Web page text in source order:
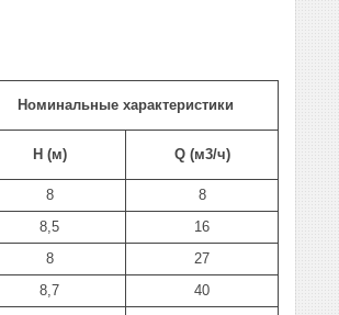
Номинальные характеристики
Н (м) Q (м3/ч)
8
8
8,5
16
8
27
8,7
40